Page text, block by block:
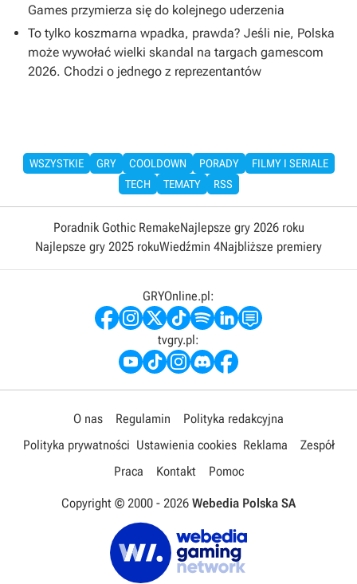
Games przymierza się do kolejnego uderzenia
To tylko koszmarna wpadka, prawda? Jeśli nie, Polska
może wywołać wielki skandal na targach gamescom
2026. Chodzi o jednego z reprezentantów
WSZYSTKIE GRY COOLDOWN PORADY
FILMY I SERIALE
TECH
TEMATY RSS
Poradnik Gothic RemakeNajlepsze gry 2026 roku
Najlepsze gry 2025 rokuWiedźmin 4Najbliższe premiery
GRYOnline.pl:
tvgry.pl:
O nas Regulamin
Polityka redakcyjna
Polityka prywatności Ustawienia cookies Reklama
Zespół
Praca
Kontakt Pomoc
Copyright © 2000 - 2026 Webedia Polska SA